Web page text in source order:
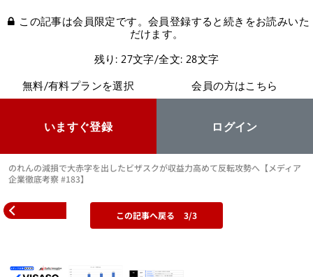
この記事は会員限定です。会員登録すると続きをお読みいた
だけます。
残り: 27文字/全文: 28文字
無料/有料プランを選択
いますぐ登録
会員の方はこちら
ログイン
のれんの減損で大赤字を出したビザスクが収益力高めて反転攻勢へ【メディア
企業徹底考察 #183】
この記事へ戻る 3/3